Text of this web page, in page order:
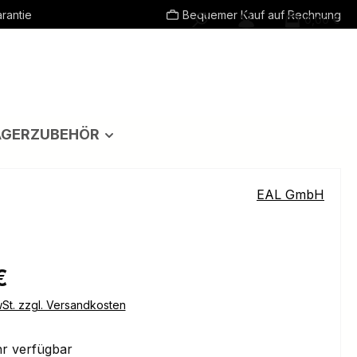
Bequemer Kauf auf Rechnung
0,00 €
EAL GmbH
zzgl. Versandkosten
verfügbar